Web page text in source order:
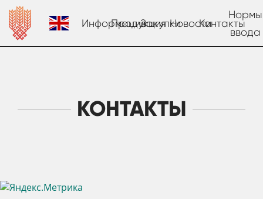
Информация
Продукция
ЗакупкиНовостиКонтакты
Нормы
ввода
КОНТАКТЫ